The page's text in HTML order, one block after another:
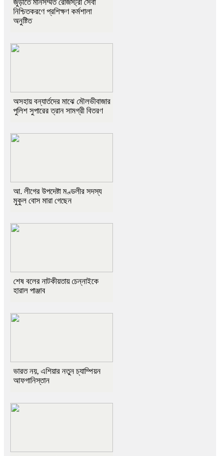
জুড়ীতে মানসম্মত রেজিস্ট্রী সেবা
নিশ্চিতকরণে প্রশিক্ষণ কর্মশালা
অনুষ্টিত
অসহায় বন্যার্তদের মাঝে মৌলভীবাজার
পুলিশ সুপারের ত্রান সামগ্রী বিতরণ
আ. লীগের উপদেষ্টা মণ্ডলীর সদস্য
মুকুল বোস মারা গেছেন
শেষ বলের নাটকীয়তায় চেন্নাইকে
হারাল পাঞ্জাব
ভারত নয়, এশিয়ার নতুন চ্যাম্পিয়ন
আফগানিস্তান